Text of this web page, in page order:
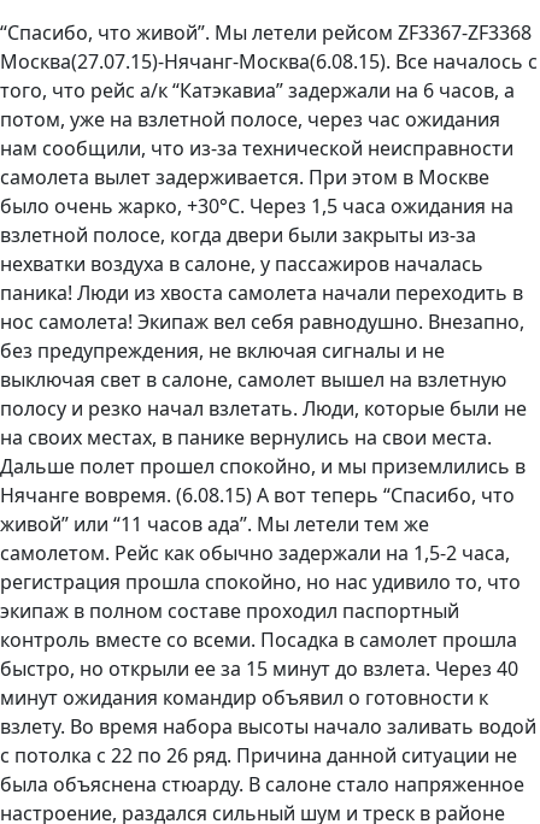
“Спасибо, что живой”. Мы летели рейсом ZF3367-ZF3368
Москва(27.07.15)-Нячанг-Москва(6.08.15). Все началось с
того, что рейс а/к “Катэкавиа” задержали на 6 часов, а
потом, уже на взлетной полосе, через час ожидания
нам сообщили, что из-за технической неисправности
самолета вылет задерживается. При этом в Москве
было очень жарко, +30°C. Через 1,5 часа ожидания на
взлетной полосе, когда двери были закрыты из-за
нехватки воздуха в салоне, у пассажиров началась
паника! Люди из хвоста самолета начали переходить в
нос самолета! Экипаж вел себя равнодушно. Внезапно,
без предупреждения, не включая сигналы и не
выключая свет в салоне, самолет вышел на взлетную
полосу и резко начал взлетать. Люди, которые были не
на своих местах, в панике вернулись на свои места.
Дальше полет прошел спокойно, и мы приземлились в
Нячанге вовремя. (6.08.15) А вот теперь “Спасибо, что
живой” или “11 часов ада”. Мы летели тем же
самолетом. Рейс как обычно задержали на 1,5-2 часа,
регистрация прошла спокойно, но нас удивило то, что
экипаж в полном составе проходил паспортный
контроль вместе со всеми. Посадка в самолет прошла
быстро, но открыли ее за 15 минут до взлета. Через 40
минут ожидания командир объявил о готовности к
взлету. Во время набора высоты начало заливать водой
с потолка с 22 по 26 ряд. Причина данной ситуации не
была объяснена стюарду. В салоне стало напряженное
настроение, раздался сильный шум и треск в районе